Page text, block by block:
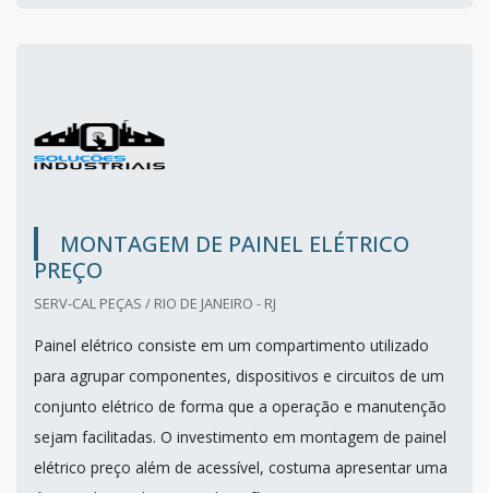
MONTAGEM DE PAINEL ELÉTRICO
PREÇO
SERV-CAL PEÇAS / RIO DE JANEIRO - RJ
Painel elétrico consiste em um compartimento utilizado
para agrupar componentes, dispositivos e circuitos de um
conjunto elétrico de forma que a operação e manutenção
sejam facilitadas. O investimento em montagem de painel
elétrico preço além de acessível, costuma apresentar uma